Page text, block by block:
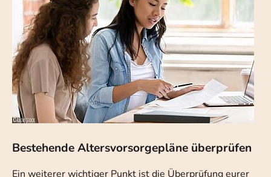
Bestehende Altersvorsorgepläne überprüfen
Ein weiterer wichtiger Punkt ist die Überprüfung eurer